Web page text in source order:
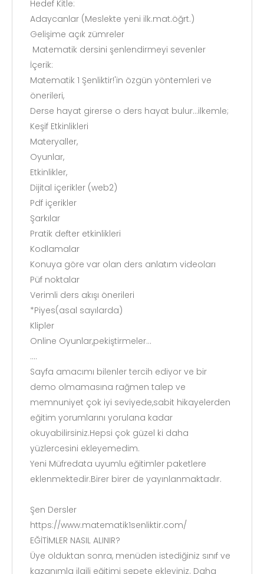
Hedef Kitle:
Adaycanlar (Meslekte yeni ilk.mat.öğrt.)
Gelişime açık zümreler
Matematik dersini şenlendirmeyi sevenler
İçerik:
Matematik 1 Şenliktir!'in özgün yöntemleri ve
önerileri,
Derse hayat girerse o ders hayat bulur...ilkemle;
Keşif Etkinlikleri
Materyaller,
Oyunlar,
Etkinlikler,
Dijital içerikler (web2)
Pdf içerikler
Şarkılar
Pratik defter etkinlikleri
Kodlamalar
Konuya göre var olan ders anlatım videoları
Püf noktalar
Verimli ders akışı önerileri
*Piyes(asal sayılarda)
Klipler
Online Oyunlar,pekiştirmeler...
....
Sayfa amacımı bilenler tercih ediyor ve bir
demo olmamasına rağmen talep ve
memnuniyet çok iyi seviyede,sabit hikayelerden
eğitim yorumlarını yorulana kadar
okuyabilirsiniz.Hepsi çok güzel ki daha
yüzlercesini ekleyemedim.
Yeni Müfredata uyumlu eğitimler paketlere
eklenmektedir.Birer birer de yayınlanmaktadır.
Şen Dersler
https://www.matematik1senliktir.com/
EĞİTİMLER NASIL ALINIR?
Üye olduktan sonra, menüden istediğiniz sınıf ve
kazanımla ilgili eğitimi sepete ekleyiniz. Daha